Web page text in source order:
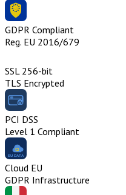
GDPR Compliant
Reg. EU 2016/679
SSL 256-bit
TLS Encrypted
PCI DSS
Level 1 Compliant
Cloud EU
GDPR Infrastructure